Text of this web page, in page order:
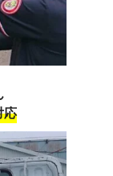
応